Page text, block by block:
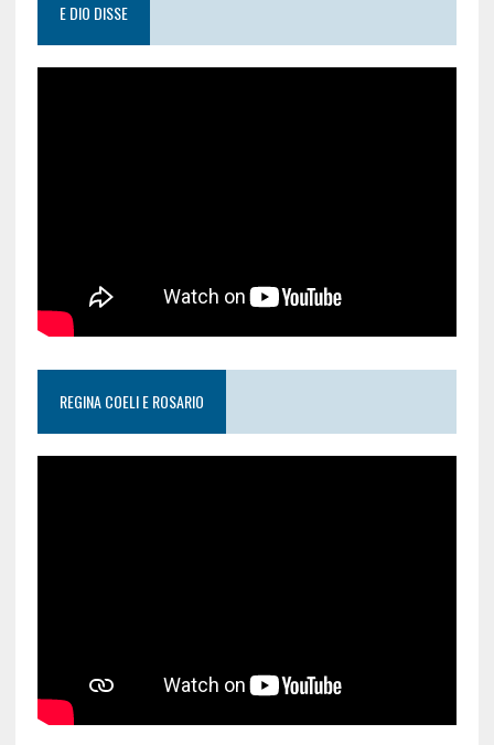
E DIO DISSE
REGINA COELI E ROSARIO